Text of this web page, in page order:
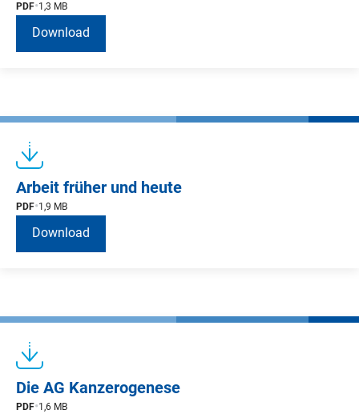
PDF 1,3 MB
Download
Arbeit früher und heute
PDF 1,9 MB
Download
Die AG Kanzerogenese
PDF 1,6 MB